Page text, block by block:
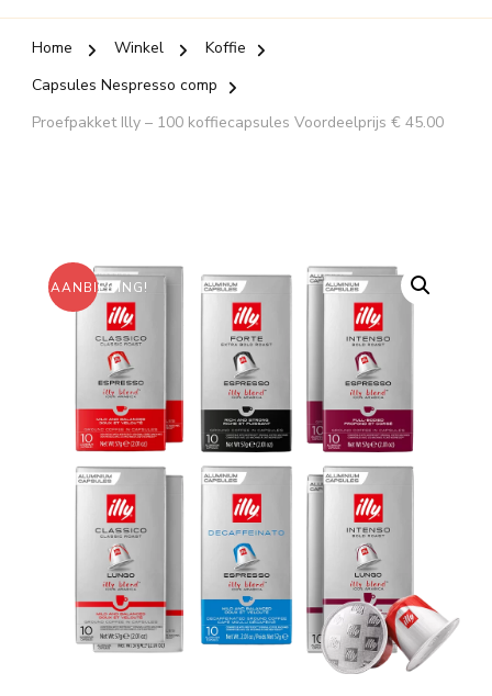
Home Winkel
Koffie
Capsules Nespresso comp
Proefpakket Illy – 100 koffiecapsules Voordeelprijs € 45.00
AANBIEDING!